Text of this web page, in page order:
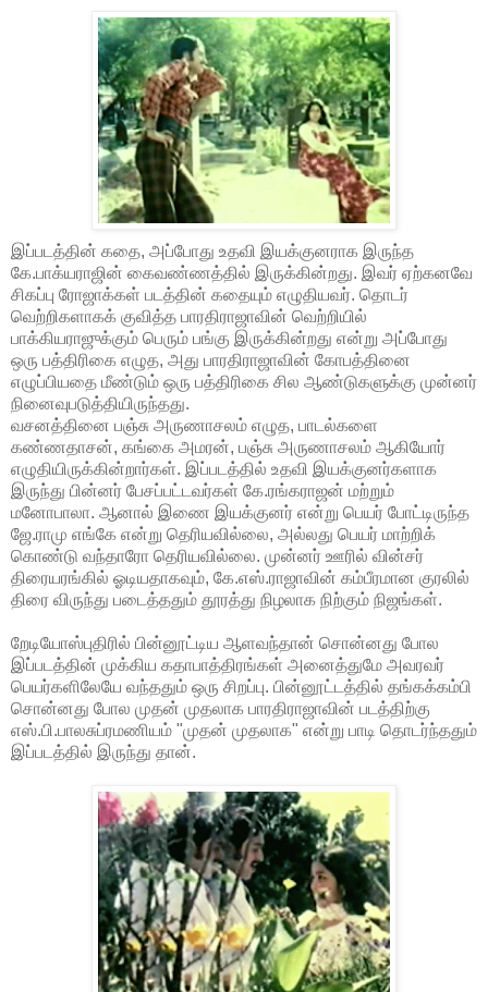
இப்படத்தின் கதை, அப்போது உதவி இயக்குனராக இருந்த
கே.பாக்யராஜின் கைவண்ணத்தில் இருக்கின்றது. இவர் ஏற்கனவே
சிகப்பு ரோஜாக்கள் படத்தின் கதையும் எழுதியவர். தொடர்
வெற்றிகளாகக் குவித்த பாரதிராஜாவின் வெற்றியில்
பாக்கியராஜுக்கும் பெரும் பங்கு இருக்கின்றது என்று அப்போது
ஒரு பத்திரிகை எழுத, அது பாரதிராஜாவின் கோபத்தினை
எழுப்பியதை மீண்டும் ஒரு பத்திரிகை சில ஆண்டுகளுக்கு முன்னர்
நினைவுபடுத்தியிருந்தது.
வசனத்தினை பஞ்சு அருணாசலம் எழுத, பாடல்களை
கண்ணதாசன், கங்கை அமரன், பஞ்சு அருணாசலம் ஆகியோர்
எழுதியிருக்கின்றார்கள். இப்படத்தில் உதவி இயக்குனர்களாக
இருந்து பின்னர் பேசப்பட்டவர்கள் கே.ரங்கராஜன் மற்றும்
மனோபாலா. ஆனால் இணை இயக்குனர் என்று பெயர் போட்டிருந்த
ஜே.ராமு எங்கே என்று தெரியவில்லை, அல்லது பெயர் மாற்றிக்
கொண்டு வந்தாரோ தெரியவில்லை. முன்னர் ஊரில் வின்சர்
திரையரங்கில் ஓடியதாகவும், கே.எஸ்.ராஜாவின் கம்பீரமான குரலில்
திரை விருந்து படைத்ததும் தூரத்து நிழலாக நிற்கும் நிஜங்கள்.
றேடியோஸ்புதிரில் பின்னூட்டிய ஆளவந்தான் சொன்னது போல
இப்படத்தின் முக்கிய கதாபாத்திரங்கள் அனைத்துமே அவரவர்
பெயர்களிலேயே வந்ததும் ஒரு சிறப்பு. பின்னூட்டத்தில் தங்கக்கம்பி
சொன்னது போல முதன் முதலாக பாரதிராஜாவின் படத்திற்கு
எஸ்.பி.பாலசுப்ரமணியம் "முதன் முதலாக" என்று பாடி தொடர்ந்ததும்
இப்படத்தில் இருந்து தான்.